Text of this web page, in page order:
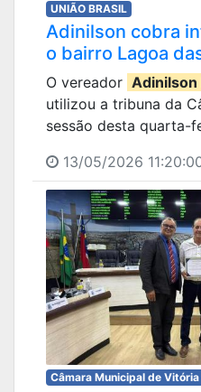
UNIÃO BRASIL
Adinilson cobra
o bairro Lagoa
O vereador Adinilson
utilizou a tribuna da
sessão desta quarta-
13/05/2026
Câmara Municipal de